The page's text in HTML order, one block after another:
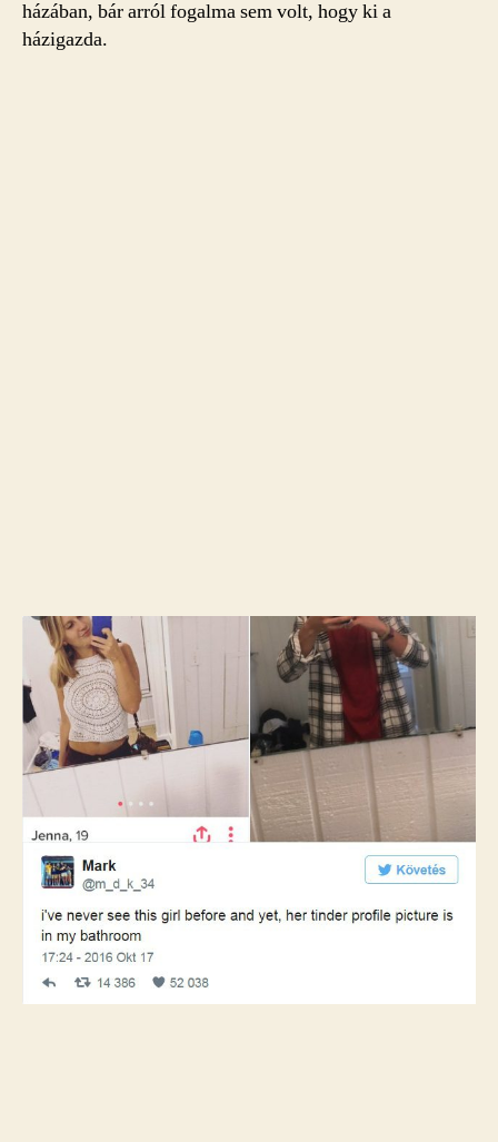
házában, bár arról fogalma sem volt, hogy ki a
házigazda.